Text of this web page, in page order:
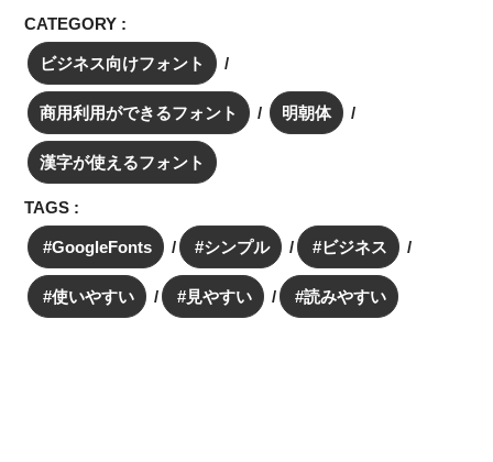
CATEGORY :
ビジネス向けフォント
商用利用ができるフォント 明朝体
漢字が使えるフォント
TAGS :
GoogleFonts シンプル ビジネス
使いやすい 見やすい 読みやすい